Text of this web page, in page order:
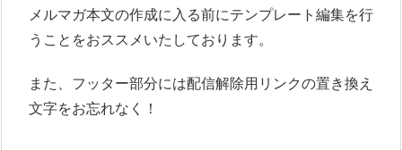
メルマガ本文の作成に入る前にテンプレート編集を行
うことをおススメいたしております。
また、フッター部分には配信解除用リンクの置き換え
文字をお忘れなく！